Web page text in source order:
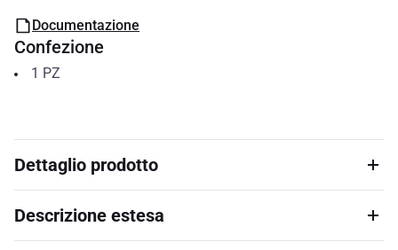
Documentazione
Confezione
1 PZ
Dettaglio prodotto
Descrizione estesa